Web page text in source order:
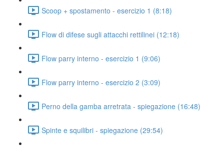
Scoop + spostamento - esercizio 1 (8:18)
Flow di difese sugli attacchi rettilinei (12:18)
Flow parry interno - esercizio 1 (9:06)
Flow parry interno - esercizio 2 (3:09)
Perno della gamba arretrata - spiegazione (16:48)
Spinte e squilibri - spiegazione (29:54)